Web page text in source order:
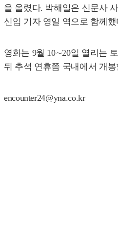
을 올렸다. 박해일은 신문사
신입 기자 영일 역으로 함께했
영화는 9월 10∼20일 열리는
뒤 추석 연휴쯤 국내에서 개
encounter24@yna.co.kr